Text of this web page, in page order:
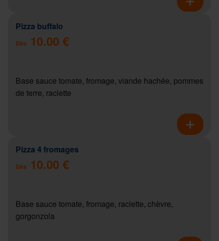
Pizza buffalo
Dès 10.00 €
Base sauce tomate, fromage, viande hachée, pommes
de terre, raclette
Pizza 4 fromages
Dès 10.00 €
Base sauce tomate, fromage, raclette, chèvre,
gorgonzola